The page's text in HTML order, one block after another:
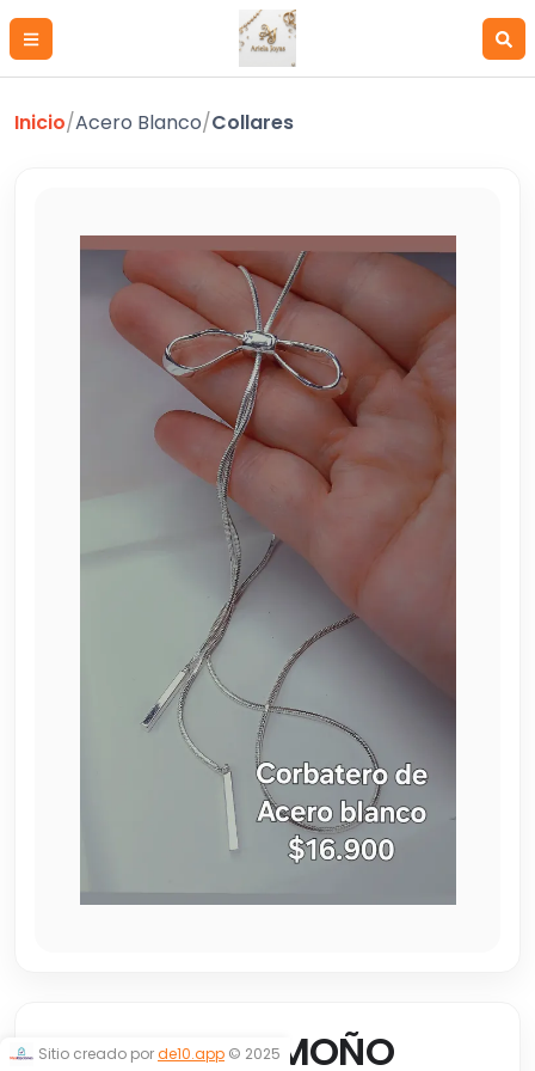
Inicio/Acero Blanco/Collares
CORBATERO MOÑO
Sitio creado porde10.app © 2025